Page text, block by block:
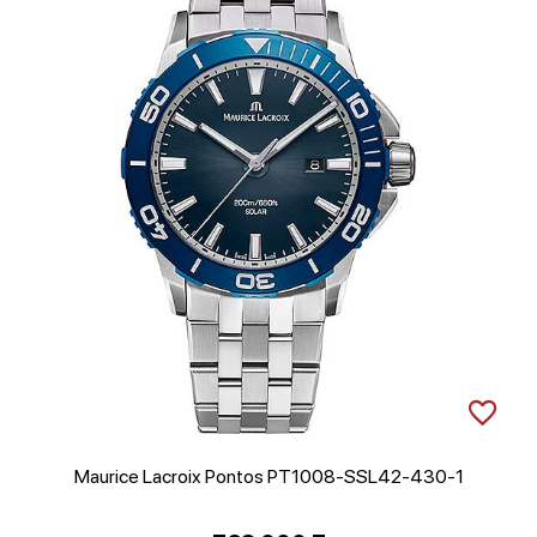
Maurice Lacroix Pontos PT1008-SSL42-430-1